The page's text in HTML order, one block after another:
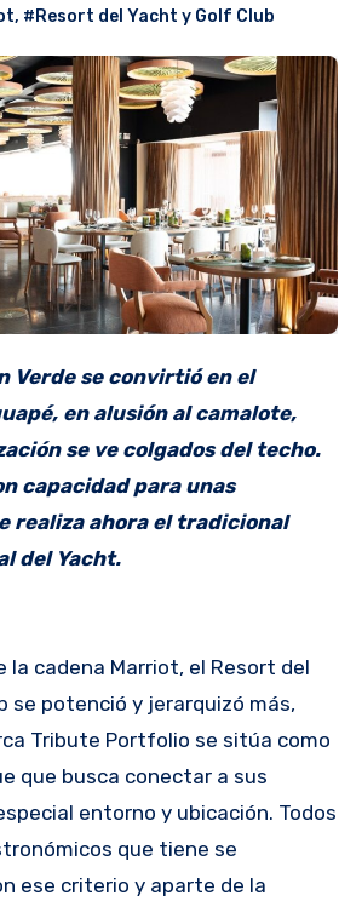
, #Resort del Yacht y Golf Club
en alusión al camalote,
se ve colgados del techo.
capacidad para unas
realiza ahora el tradicional
del Yacht.
la cadena Marriot, el Resort del
se potenció y jerarquizó más,
Tribute Portfolio se sitúa como
que busca conectar a sus
entorno y ubicación. Todos
que tiene se
ese criterio y aparte de la